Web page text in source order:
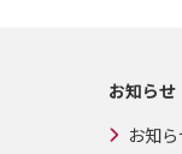
お知らせ
お知